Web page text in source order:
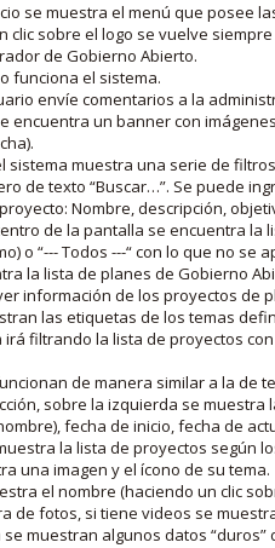
se muestra el menú que posee
clic sobre el logo se vuelve
de Gobierno Abierto.
funciona el sistema.
envíe comentarios a la
encuentra un banner con
sistema muestra una serie de
de texto “Buscar…”. Se puede
Nombre, descripción,
de la pantalla se encuentra
o “--- Todos ---“ con lo que no
la lista de planes de Gobierno
información de los proyectos de
las etiquetas de los temas
filtrando la lista de proyectos
de manera similar a la de
sobre la izquierda se
fecha de inicio, fecha de
la lista de proyectos según
una imagen y el ícono de su tema.
el nombre (haciendo un clic
de fotos, si tiene videos se
muestran algunos datos